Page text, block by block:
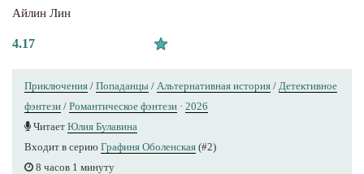
Айлин Лин
4.17
Приключения / Попаданцы / Альтернативная история / Детективное
фэнтези / Романтическое фэнтези · 2026
Читает Юлия Булавина
Входит в серию Графиня Оболенская (#2)
8 часов 1 минуту